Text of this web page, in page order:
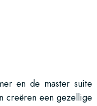
en de master suite
creëren een gezellige